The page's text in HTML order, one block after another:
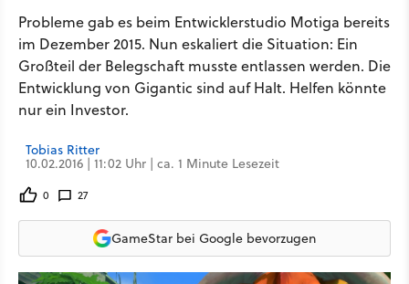
Probleme gab es beim Entwicklerstudio Motiga bereits
im Dezember 2015. Nun eskaliert die Situation: Ein
Großteil der Belegschaft musste entlassen werden. Die
Entwicklung von Gigantic sind auf Halt. Helfen könnte
nur ein Investor.
Tobias Ritter
10.02.2016 | 11:02 Uhr | ca. 1 Minute Lesezeit
0 27
GameStar bei Google bevorzugen